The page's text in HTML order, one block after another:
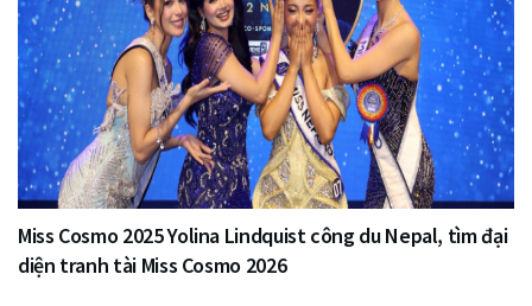
Miss Cosmo 2025 Yolina Lindquist công du Nepal, tìm đại
diện tranh tài Miss Cosmo 2026